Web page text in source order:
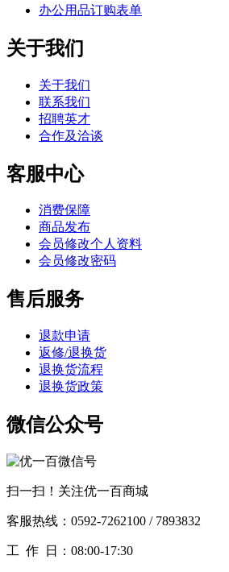
办公用品订购表单
关于我们
关于我们
联系我们
招聘英才
合作及洽谈
客服中心
消费保障
商品发布
会员修改个人资料
会员修改密码
售后服务
退款申请
返修/退换货
退换货流程
退换货政策
微信公众号
扫一扫！关注优一百商城
客服热线：0592-7262100 / 7893832
工作 日：08:00-17:30